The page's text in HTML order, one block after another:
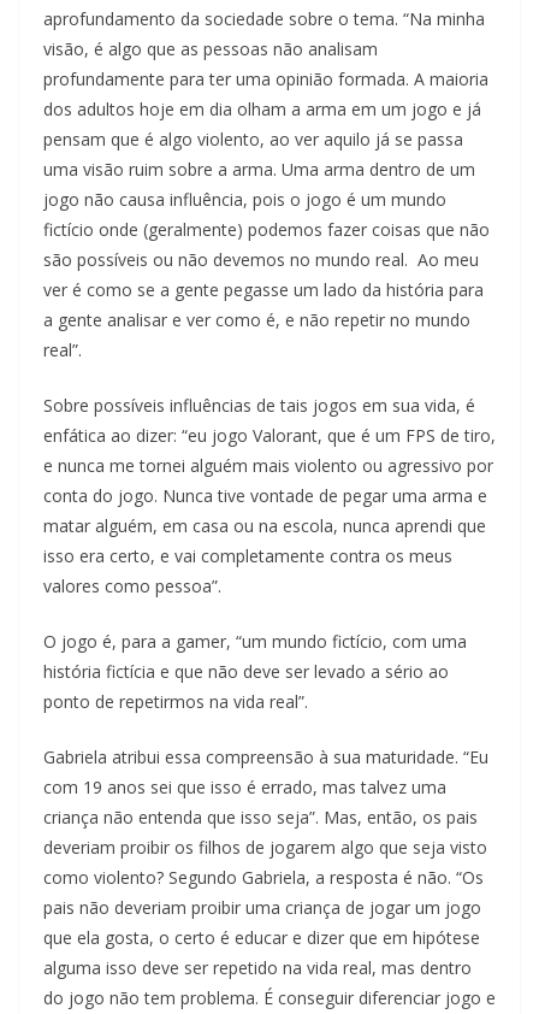
aprofundamento da sociedade sobre o tema. “Na minha
visão, é algo que as pessoas não analisam
profundamente para ter uma opinião formada. A maioria
dos adultos hoje em dia olham a arma em um jogo e já
pensam que é algo violento, ao ver aquilo já se passa
uma visão ruim sobre a arma. Uma arma dentro de um
jogo não causa influência, pois o jogo é um mundo
fictício onde (geralmente) podemos fazer coisas que não
são possíveis ou não devemos no mundo real. Ao meu
ver é como se a gente pegasse um lado da história para
a gente analisar e ver como é, e não repetir no mundo
real”.
Sobre possíveis influências de tais jogos em sua vida, é
enfática ao dizer: “eu jogo Valorant, que é um FPS de tiro,
e nunca me tornei alguém mais violento ou agressivo por
conta do jogo. Nunca tive vontade de pegar uma arma e
matar alguém, em casa ou na escola, nunca aprendi que
isso era certo, e vai completamente contra os meus
valores como pessoa”.
O jogo é, para a gamer, “um mundo fictício, com uma
história fictícia e que não deve ser levado a sério ao
ponto de repetirmos na vida real”.
Gabriela atribui essa compreensão à sua maturidade. “Eu
com 19 anos sei que isso é errado, mas talvez uma
criança não entenda que isso seja”. Mas, então, os pais
deveriam proibir os filhos de jogarem algo que seja visto
como violento? Segundo Gabriela, a resposta é não. “Os
pais não deveriam proibir uma criança de jogar um jogo
que ela gosta, o certo é educar e dizer que em hipótese
alguma isso deve ser repetido na vida real, mas dentro
do jogo não tem problema. É conseguir diferenciar jogo e